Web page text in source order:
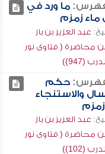
ما ورد في
زمزم
عبد العزيز بن باز
محاضرة ( فتاوى نور
(947))
حكم
والاستنجاء
زمزم
عبد العزيز بن باز
محاضرة ( فتاوى نور
(102))